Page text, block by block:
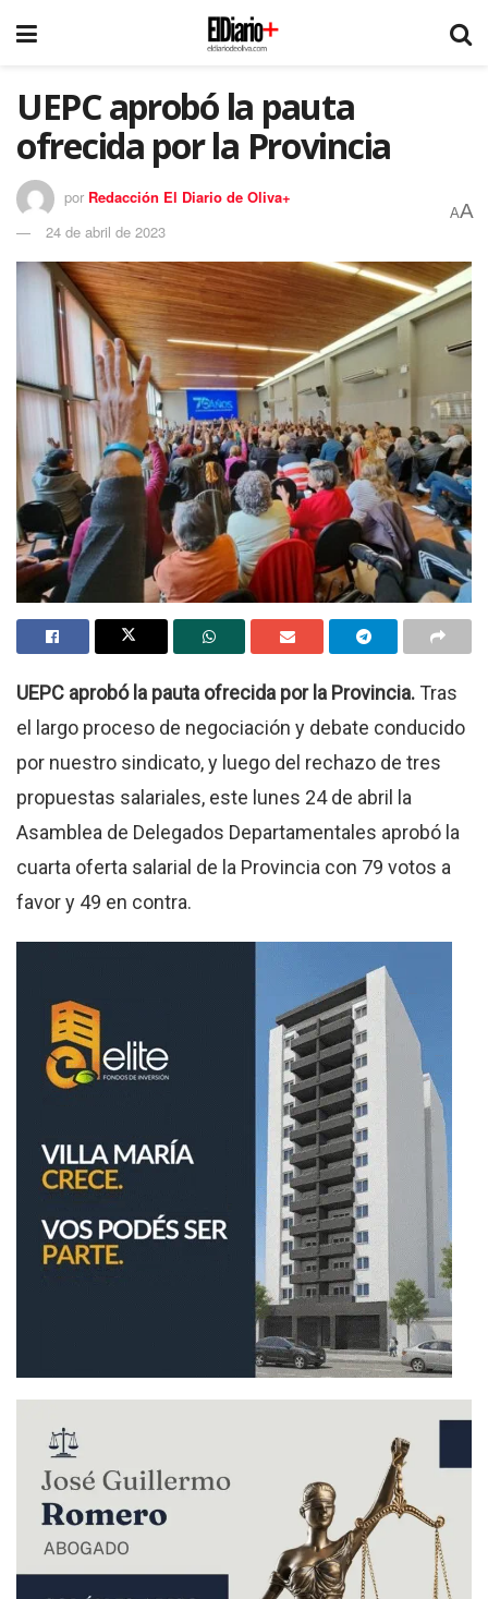
UEPC aprobó la pauta
ofrecida por la Provincia
por Redacción El Diario de Oliva+
24 de abril de 2023
AA
UEPC aprobó la pauta ofrecida por la Provincia. Tras
el largo proceso de negociación y debate conducido
por nuestro sindicato, y luego del rechazo de tres
propuestas salariales, este lunes 24 de abril la
Asamblea de Delegados Departamentales aprobó la
cuarta oferta salarial de la Provincia con 79 votos a
favor y 49 en contra.